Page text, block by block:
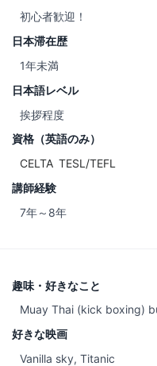
初心者歓迎！
日本滞在歴
1年未満
日本語レベル
挨拶程度
資格（英語のみ）
CELTA TESL/TEFL
講師経験
7年～8年
趣味・好きなこと
Muay Thai (kick boxing)
好きな映画
Vanilla sky, Titanic